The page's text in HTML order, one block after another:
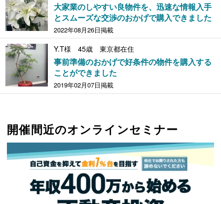
大家業のしやすい良物件を、迅速な情報入手
とスムーズな交渉のおかげで購入できました
2022年08月26日掲載
Y.T様 45歳 東京都在住
事前準備のおかげで好条件の物件を購入する
ことができました
2019年02月07日掲載
開催間近のオンラインセミナー